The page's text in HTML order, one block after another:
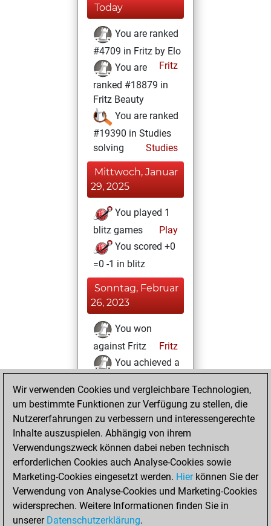
Today
You are ranked
#4709 in Fritz by Elo
Fritz
You are
ranked #18879 in
Fritz Beauty
You are ranked
#19390 in Studies
solving
Studies
Mittwoch, Januar
29, 2025
You played 1
blitz games
Play
You scored +0
=0 -1 in blitz
Sonntag, Februar
26, 2023
You won
against Fritz
Fritz
You achieved a
You achieved a
new Elo of 1622
Donnerstag,
Februar 9, 2023
You created
your Fritz account
Fritz
You
Wir verwenden Cookies und vergleichbare Technologien,
um bestimmte Funktionen zur Verfügung zu stellen, die
Nutzererfahrungen zu verbessern und interessengerechte
Inhalte auszuspielen. Abhängig von ihrem
Verwendungszweck können dabei neben technisch
erforderlichen Cookies auch Analyse-Cookies sowie
Marketing-Cookies eingesetzt werden. Hierkönnen Sie der
Verwendung von Analyse-Cookies und Marketing-Cookies
widersprechen. Weitere Informationen finden Sie in
unserer Datenschutzerklärung.